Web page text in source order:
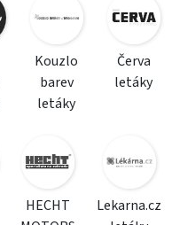
Kouzlo
barev
letáky
Červa
letáky
HECHT
Lekarna.cz